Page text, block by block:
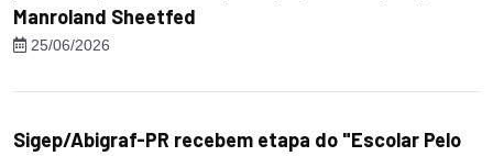
Manroland Sheetfed
25/06/2026
Sigep/Abigraf-PR recebem etapa do "Escolar Pelo